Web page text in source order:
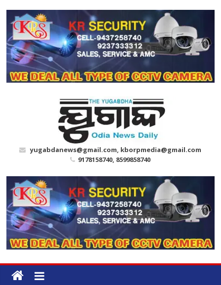
content
yugabdanews@gmail.com, kborpmedia@gmail.com
9178158740, 8599858740